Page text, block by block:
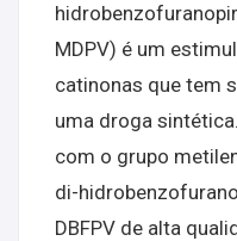
MDPV) é um
catinonas que tem
uma droga
com o grupo
di-
DBFPV de alta